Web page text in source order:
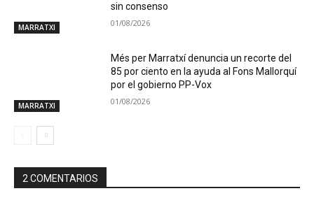
MARRATXI
sin consenso
01/08/2026
MARRATXI
Més per Marratxí denuncia un recorte del
85 por ciento en la ayuda al Fons Mallorquí
por el gobierno PP-Vox
01/08/2026
2 COMENTARIOS